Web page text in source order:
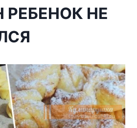
РЕБЕНОК НЕ